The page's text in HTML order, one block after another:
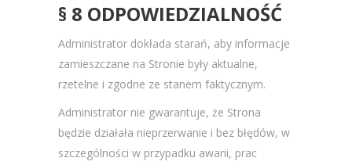
§ 8 ODPOWIEDZIALNOŚĆ
Administrator dokłada starań, aby informacje
zamieszczane na Stronie były aktualne,
rzetelne i zgodne ze stanem faktycznym.
Administrator nie gwarantuje, że Strona
będzie działała nieprzerwanie i bez błędów, w
szczególności w przypadku awarii, prac